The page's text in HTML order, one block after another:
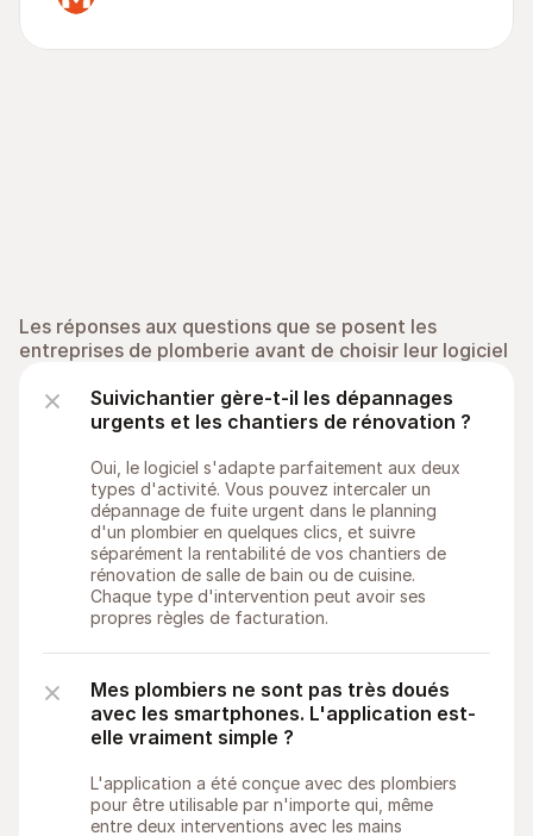
Questions fréquentes sur
le logiciel plombier
Les réponses aux questions que se posent les
entreprises de plomberie avant de choisir leur logiciel
Suivichantier gère-t-il les dépannages
urgents et les chantiers de rénovation ?
Oui, le logiciel s'adapte parfaitement aux deux
types d'activité. Vous pouvez intercaler un
dépannage de fuite urgent dans le planning
d'un plombier en quelques clics, et suivre
séparément la rentabilité de vos chantiers de
rénovation de salle de bain ou de cuisine.
Chaque type d'intervention peut avoir ses
propres règles de facturation.
Mes plombiers ne sont pas très doués
avec les smartphones. L'application est-
elle vraiment simple ?
L'application a été conçue avec des plombiers
pour être utilisable par n'importe qui, même
entre deux interventions avec les mains